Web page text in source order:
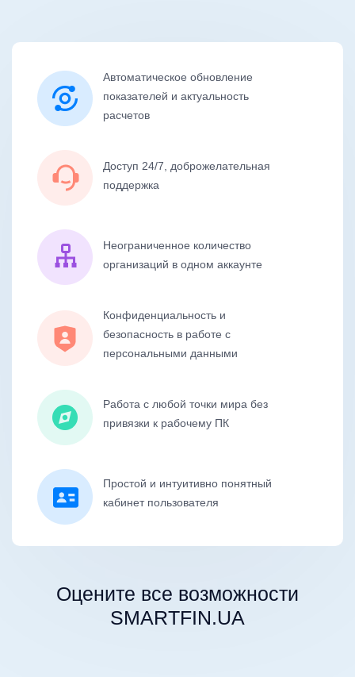
Автоматическое обновление
показателей и актуальность
расчетов
Доступ 24/7, доброжелательная
поддержка
Неограниченное количество
организаций в одном аккаунте
Конфиденциальность и
безопасность в работе с
персональными данными
Работа с любой точки мира без
привязки к рабочему ПК
Простой и интуитивно понятный
кабинет пользователя
Оцените все возможности
SMARTFIN.UA